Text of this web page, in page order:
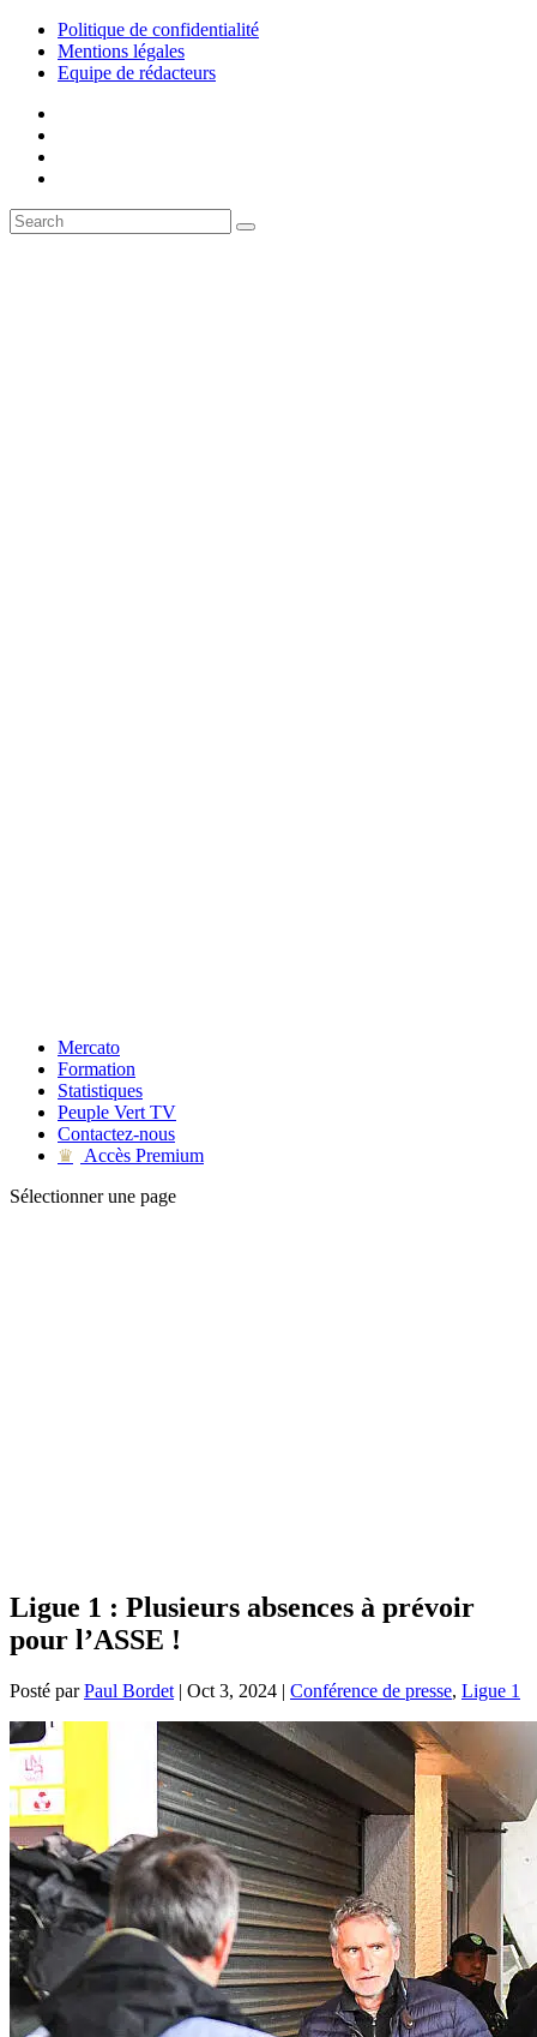
Politique de confidentialité
Mentions légales
Equipe de rédacteurs
Mercato
Formation
Statistiques
Peuple Vert TV
Contactez-nous
♛
Accès Premium
Sélectionner une page
Ligue 1 : Plusieurs absences à prévoir
pour l’ASSE !
Posté parPaul Bordet | Oct 3, 2024 | Conférence de presse, Ligue 1